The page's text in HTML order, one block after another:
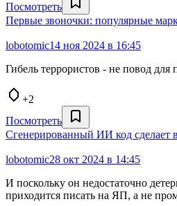
Посмотреть
Первые звоночки: популярные
lobotomic14 ноя 2024 в 16:45
Гибель террористов - не повод для
+2
Посмотреть
Сгенерированный ИИ код сделает
lobotomic28 окт 2024 в 14:45
И поскольку он недостаточно
приходится писать на ЯП, а не